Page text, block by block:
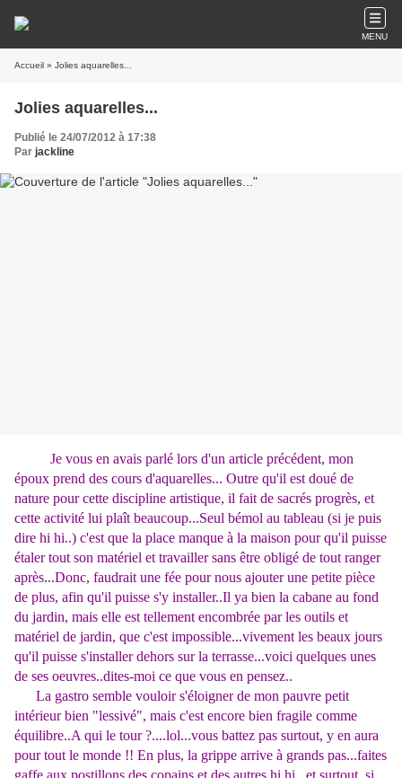
MENU
Accueil » Jolies aquarelles...
Jolies aquarelles...
Publié le 24/07/2012 à 17:38
Par jackline
Je vous en avais parlé lors d'un article précédent, mon
époux prend des cours d'aquarelles... Outre qu'il est doué de
nature pour cette discipline artistique, il fait de sacrés progrès, et
cette activité lui plaît beaucoup...Seul bémol au tableau (si je puis
dire hi hi..) c'est que la place manque à la maison pour qu'il puisse
étaler tout son matériel et travailler sans être obligé de tout ranger
après...Donc, faudrait une fée pour nous ajouter une petite pièce
de plus, afin qu'il puisse s'y installer..Il ya bien la cabane au fond
du jardin, mais elle est tellement encombrée par les outils et
matériel de jardin, que c'est impossible...vivement les beaux jours
qu'il puisse s'installer dehors sur la terrasse...voici quelques unes
de ses oeuvres..dites-moi ce que vous en pensez..
La gastro semble vouloir s'éloigner de mon pauvre petit
intérieur bien "lessivé", mais c'est encore bien fragile comme
équilibre..A qui le tour ?....lol...vous battez pas surtout, y en aura
pour tout le monde !! En plus, la grippe arrive à grands pas...faites